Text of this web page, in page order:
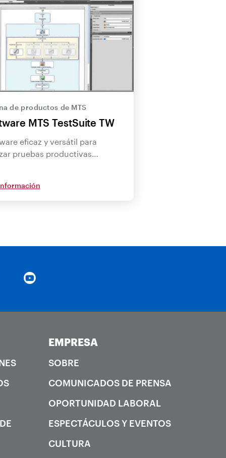
de productos de MTS
MTS TestSuite TW
eficaz y versátil para
pruebas productivas…
EMPRESA
SOBRE
COMUNICADOS DE PRENSA
OPORTUNIDAD LABORAL
ESPECTÁCULOS Y EVENTOS
CULTURA